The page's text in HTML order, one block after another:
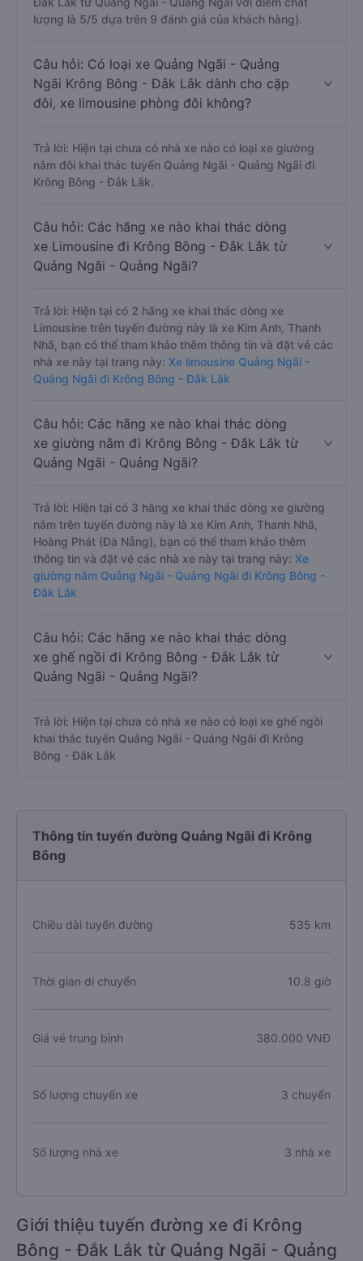
lượng là 5/5 dựa trên 9 đánh giá của khách hàng).
Câu hỏi: Có loại xe Quảng Ngãi - Quảng
Ngãi Krông Bông - Đắk Lắk dành cho cặp
đôi, xe limousine phòng đôi không?
Trả lời: Hiện tại chưa có nhà xe nào có loại xe giường
nằm đôi khai thác tuyến Quảng Ngãi - Quảng Ngãi đi
Krông Bông - Đắk Lắk.
Câu hỏi: Các hãng xe nào khai thác dòng
xe Limousine đi Krông Bông - Đắk Lắk từ
Quảng Ngãi - Quảng Ngãi?
Trả lời: Hiện tại có 2 hãng xe khai thác dòng xe
Limousine trên tuyến đường này là xe Kim Anh, Thanh
Nhã, bạn có thể tham khảo thêm thông tin và đặt vé các
nhà xe này tại trang này: Xe limousine Quảng Ngãi -
Quảng Ngãi đi Krông Bông - Đắk Lắk
Câu hỏi: Các hãng xe nào khai thác dòng
xe giường nằm đi Krông Bông - Đắk Lắk từ
Quảng Ngãi - Quảng Ngãi?
Trả lời: Hiện tại có 3 hãng xe khai thác dòng xe giường
nằm trên tuyến đường này là xe Kim Anh, Thanh Nhã,
Hoàng Phát (Đà Nẵng), bạn có thể tham khảo thêm
thông tin và đặt vé các nhà xe này tại trang này: Xe
giường nằm Quảng Ngãi - Quảng Ngãi đi Krông Bông -
Đắk Lắk
Câu hỏi: Các hãng xe nào khai thác dòng
xe ghế ngồi đi Krông Bông - Đắk Lắk từ
Quảng Ngãi - Quảng Ngãi?
Trả lời: Hiện tại chưa có nhà xe nào có loại xe ghế ngồi
khai thác tuyến Quảng Ngãi - Quảng Ngãi đi Krông
Bông - Đắk Lắk
Thông tin tuyến đường Quảng Ngãi đi Krông
Bông
Chiều dài tuyến đường 535 km
Thời gian di chuyển 10.8 giờ
Giá vé trung bình 380.000 VNĐ
Số lượng chuyến xe 3 chuyến
Số lượng nhà xe 3 nhà xe
Giới thiệu tuyến đường xe đi Krông
Bông - Đắk Lắk từ Quảng Ngãi - Quảng